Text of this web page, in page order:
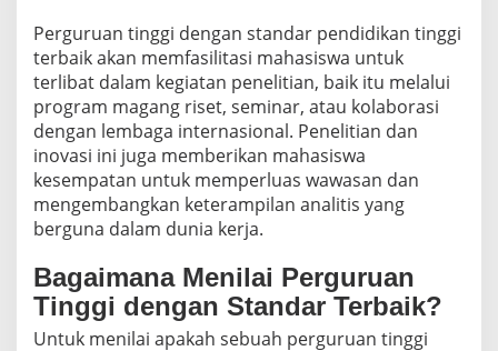
Perguruan tinggi dengan standar pendidikan tinggi
terbaik akan memfasilitasi mahasiswa untuk
terlibat dalam kegiatan penelitian, baik itu melalui
program magang riset, seminar, atau kolaborasi
dengan lembaga internasional. Penelitian dan
inovasi ini juga memberikan mahasiswa
kesempatan untuk memperluas wawasan dan
mengembangkan keterampilan analitis yang
berguna dalam dunia kerja.
Bagaimana Menilai Perguruan
Tinggi dengan Standar Terbaik?
Untuk menilai apakah sebuah perguruan tinggi